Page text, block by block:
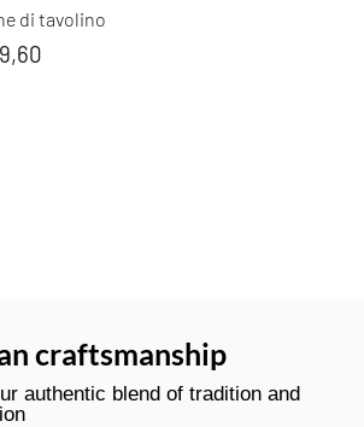
di tavolino
craftsmanship
authentic blend of tradition and